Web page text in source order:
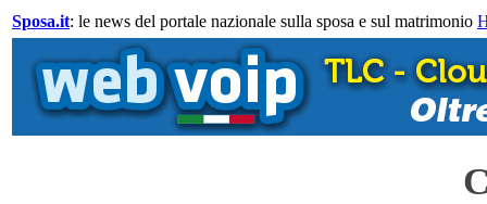
Sposa.it: le news del portale nazionale sulla sposa e sul matrimonio